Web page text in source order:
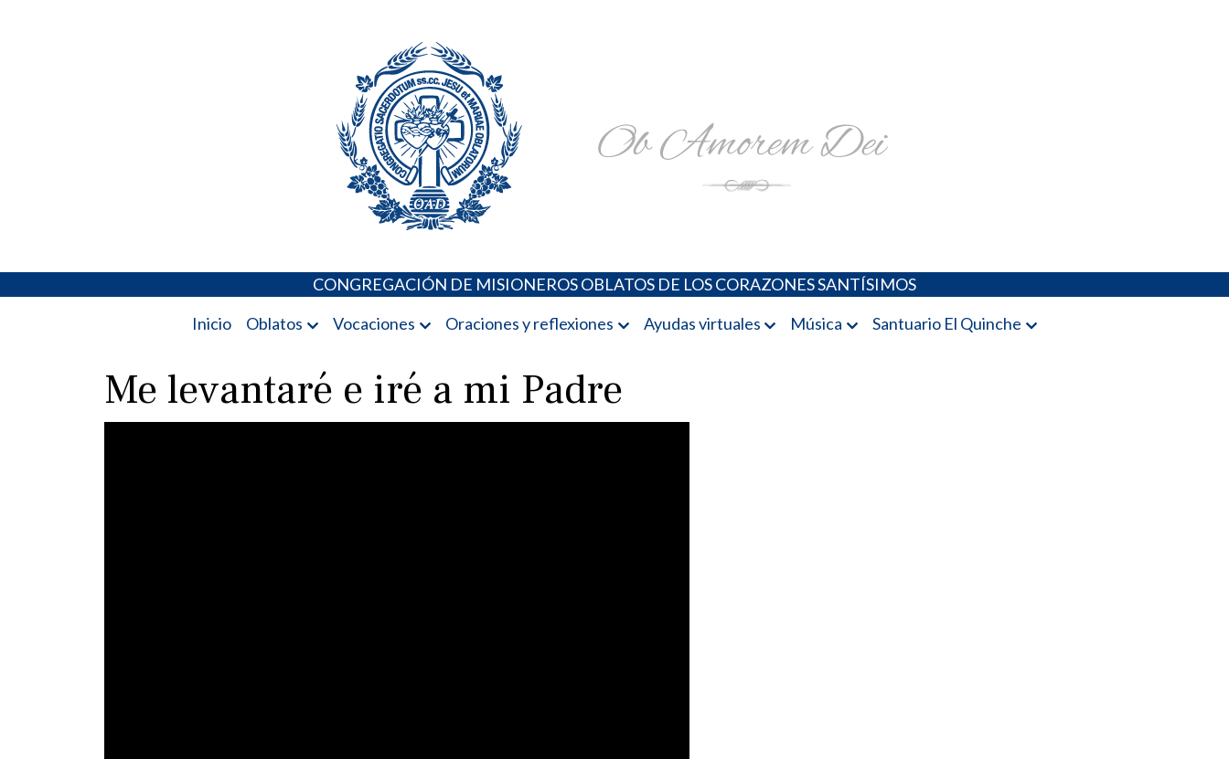
CONGREGACIÓN DE MISIONEROS OBLATOS DE LOS CORAZONES SANTÍSIMOS
Inicio
Oblatos Vocaciones Oraciones y reflexiones Ayudas virtuales Música Santuario El Quinche
Me levantaré e iré a mi Padre